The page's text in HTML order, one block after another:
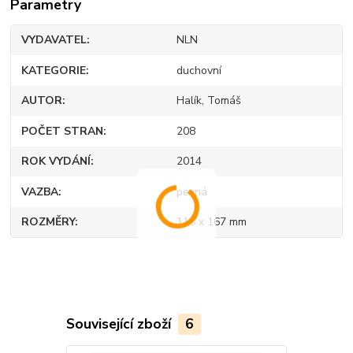
Parametry
VYDAVATEL NLN
KATEGORIE duchovní
AUTOR Halík, Tomáš
POČET STRAN 208
ROK VYDÁNÍ 2014
VAZBA pevná
ROZMĚRY 115 x 167 mm
Související zboží 6